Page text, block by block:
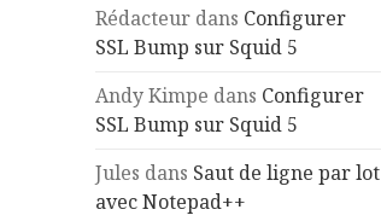
Rédacteur dans Configurer
SSL Bump sur Squid 5
Andy Kimpe dans Configurer
SSL Bump sur Squid 5
Jules dans Saut de ligne par lot
avec Notepad++